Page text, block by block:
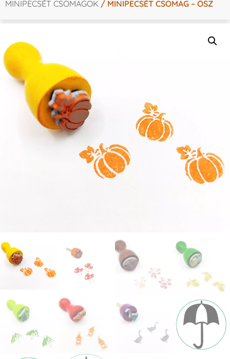
MINIPECSÉT CSOMAGOK / MINIPECSÉT CSOMAG – ŐSZ